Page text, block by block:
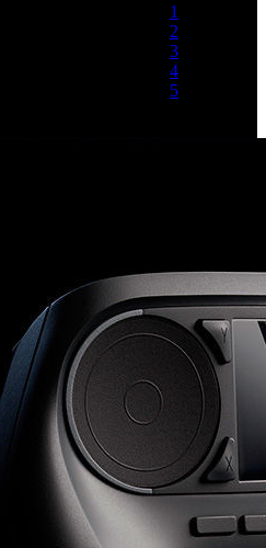
1
2
3
4
5